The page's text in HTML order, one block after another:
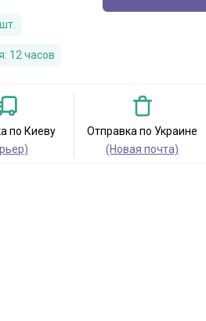
шт.
12 часов
по Киеву
Отправка по Украине
(Новая почта)